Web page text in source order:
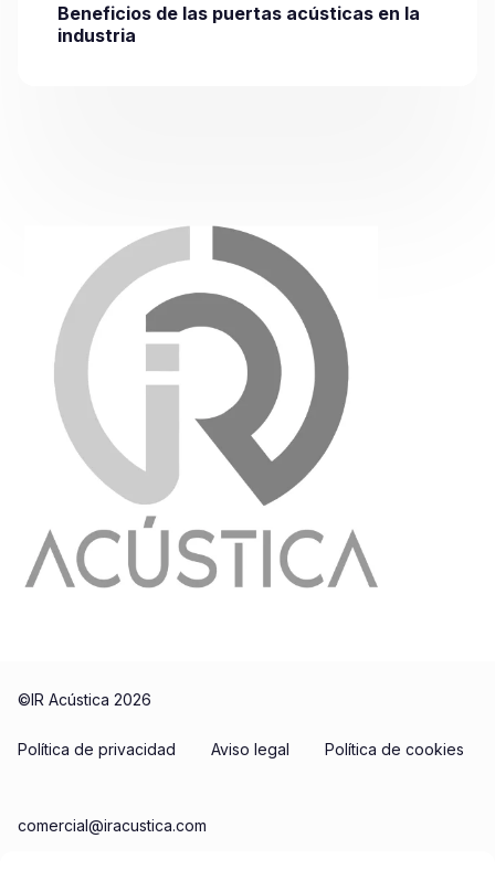
Beneficios de las puertas acústicas en la
industria
©IR Acústica 2026
Política de privacidad Aviso legal Política de cookies
comercial@iracustica.com